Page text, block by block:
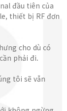
đầu tiên của
thiết bị RF đơn
cho dù có
phải đi.
tôi sẽ vẫn